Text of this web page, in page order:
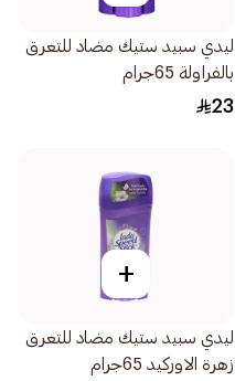
ليدي سبيد ستيك مضاد للتعرق
بالفراولة 65جرام
23
+
ليدي سبيد ستيك مضاد للتعرق
زهرة الاوركيد 65جرام